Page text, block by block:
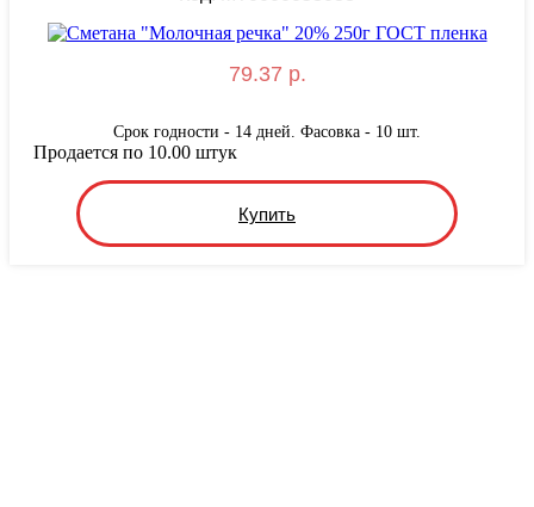
79.37 р.
Срок годности - 14 дней. Фасовка - 10 шт.
Купить
Продается по 10.00 штук